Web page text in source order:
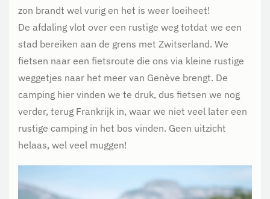
zon brandt wel vurig en het is weer loeiheet!
De afdaling vlot over een rustige weg totdat we een
stad bereiken aan de grens met Zwitserland. We
fietsen naar een fietsroute die ons via kleine rustige
weggetjes naar het meer van Genève brengt. De
camping hier vinden we te druk, dus fietsen we nog
verder, terug Frankrijk in, waar we niet veel later een
rustige camping in het bos vinden. Geen uitzicht
helaas, wel veel muggen!